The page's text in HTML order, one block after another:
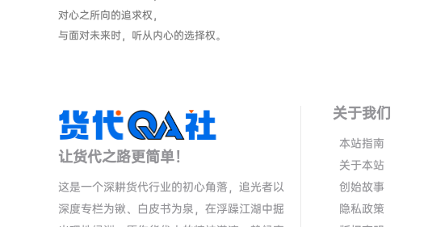
对心之所向的追求权，
与面对未来时，听从内心的选择权。
让货代之路更简单！
这是一个深耕货代行业的初心角落，追光者以
深度专栏为锹、白皮书为泉，在浮躁江湖中掘
关于我们
本站指南
关于本站
创始故事
隐私政策